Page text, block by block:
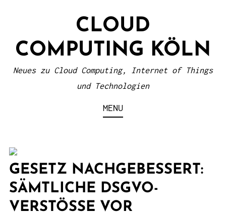
CLOUD
COMPUTING KÖLN
Neues zu Cloud Computing, Internet of Things
und Technologien
MENU
GESETZ NACHGEBESSERT:
SÄMTLICHE DSGVO-
VERSTÖSSE VOR A